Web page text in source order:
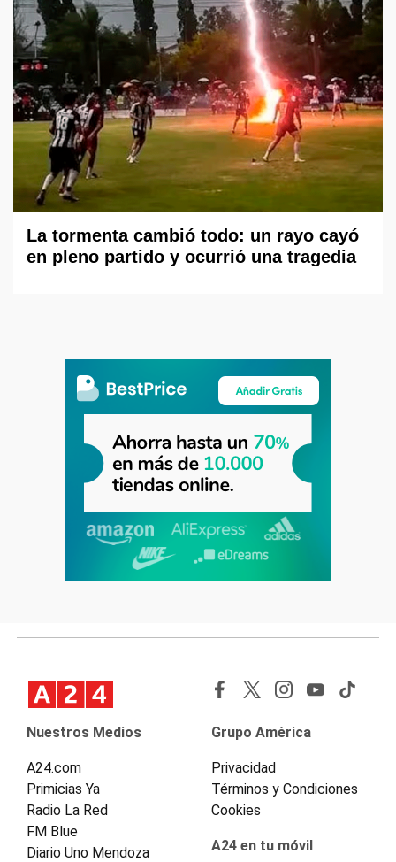
La tormenta cambió todo: un rayo cayó
en pleno partido y ocurrió una tragedia
Nuestros Medios
A24.com
Primicias Ya
Radio La Red
FM Blue
Diario Uno Mendoza
Grupo América
Privacidad
Términos y Condiciones
Cookies
A24 en tu móvil